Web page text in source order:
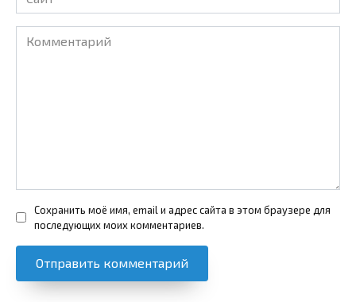
Комментарий
Сохранить моё имя, email и адрес сайта в этом браузере для
последующих моих комментариев.